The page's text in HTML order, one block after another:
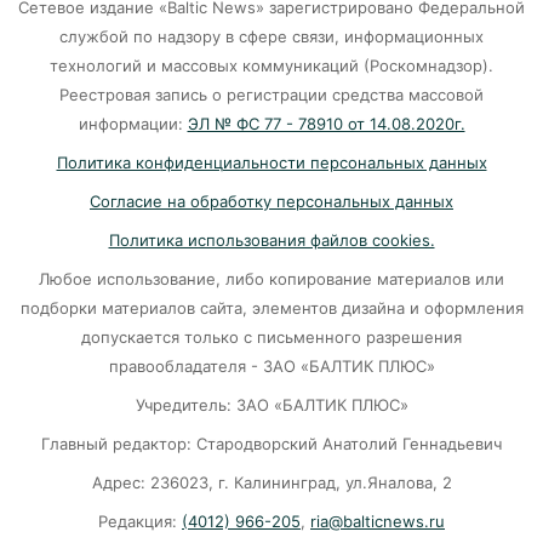
Калининград и Москва объединяются ради
07-08-2026
Убийцу участника СВО в Балтийске посадили
В Калининграде «КамАЗ» сбил скутериста
07-08-2026
Губернатор объяснил, откуда берутся пустые
колонки на заправках в Калининграде
06-08-2026
Сетевое издание «Baltic News» зарегистрировано Федеральной
службой по надзору в сфере связи, информационных
технологий и массовых коммуникаций (Роскомнадзор).
Реестровая запись о регистрации средства массовой
информации: ЭЛ № ФС 77 - 78910 от 14.08.2020г.
Политика конфиденциальности персональных данных
Согласие на обработку персональных данных
Политика использования файлов cookies.
Любое использование, либо копирование материалов или
подборки материалов сайта, элементов дизайна и оформления
допускается только с письменного разрешения
правообладателя - ЗАО «БАЛТИК ПЛЮС»
Учредитель: ЗАО «БАЛТИК ПЛЮС»
Главный редактор: Стародворский Анатолий Геннадьевич
Адрес: 236023, г. Калининград, ул.Яналова, 2
Редакция: (4012) 966-205, ria@balticnews.ru